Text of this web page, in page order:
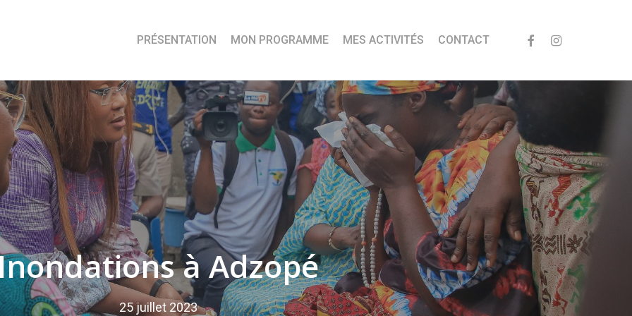
PRÉSENTATION MON PROGRAMME MES ACTIVITÉS CONTACT FACEBOOKINSTAGRAM
à Adzopé
25 juillet 2023